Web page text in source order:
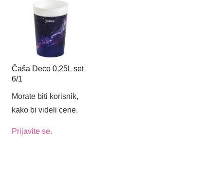
Čaša Deco 0,25L set
6/1
Morate biti korisnik,
kako bi videli cene.
Prijavite se.